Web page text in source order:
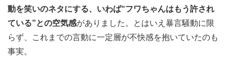
動を笑いのネタにする、いわば“フワちゃんはもう許され
ている”との空気感がありました。とはいえ暴言騒動に限
らず、これまでの言動に一定層が不快感を抱いていたのも
事実。